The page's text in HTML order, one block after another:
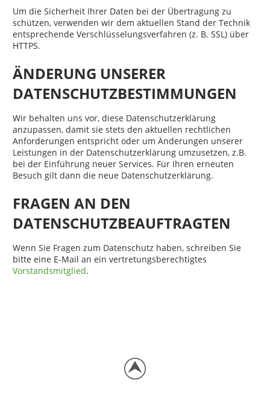
Um die Sicherheit Ihrer Daten bei der Übertragung zu
schützen, verwenden wir dem aktuellen Stand der Technik
entsprechende Verschlüsselungsverfahren (z. B. SSL) über
HTTPS.
ÄNDERUNG UNSERER
DATENSCHUTZBESTIMMUNGEN
Wir behalten uns vor, diese Datenschutzerklärung
anzupassen, damit sie stets den aktuellen rechtlichen
Anforderungen entspricht oder um Änderungen unserer
Leistungen in der Datenschutzerklärung umzusetzen, z.B.
bei der Einführung neuer Services. Für Ihren erneuten
Besuch gilt dann die neue Datenschutzerklärung.
FRAGEN AN DEN
DATENSCHUTZBEAUFTRAGTEN
Wenn Sie Fragen zum Datenschutz haben, schreiben Sie
bitte eine E-Mail an ein vertretungsberechtigtes
Vorstandsmitglied.